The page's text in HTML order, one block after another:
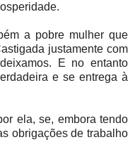
a pobre mulher que
justamente com
E no entanto
e se entrega à
ela, se, embora tendo
obrigações de trabalho